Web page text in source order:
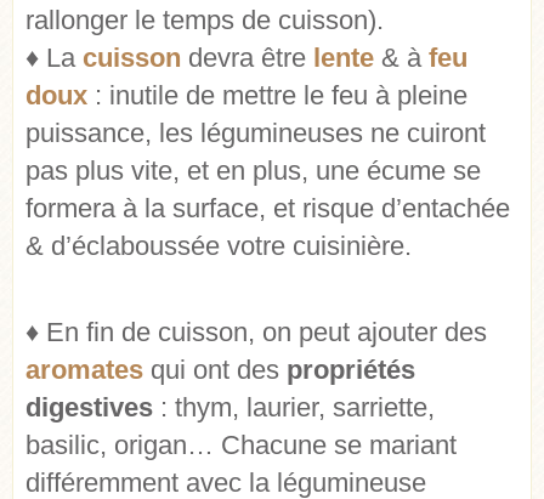
rallonger le temps de cuisson).
♦ La cuisson devra être lente & à feu
doux : inutile de mettre le feu à pleine
puissance, les légumineuses ne cuiront
pas plus vite, et en plus, une écume se
formera à la surface, et risque d’entachée
& d’éclaboussée votre cuisinière.
♦ En fin de cuisson, on peut ajouter des
aromates qui ont des propriétés
digestives : thym, laurier, sarriette,
basilic, origan… Chacune se mariant
différemment avec la légumineuse